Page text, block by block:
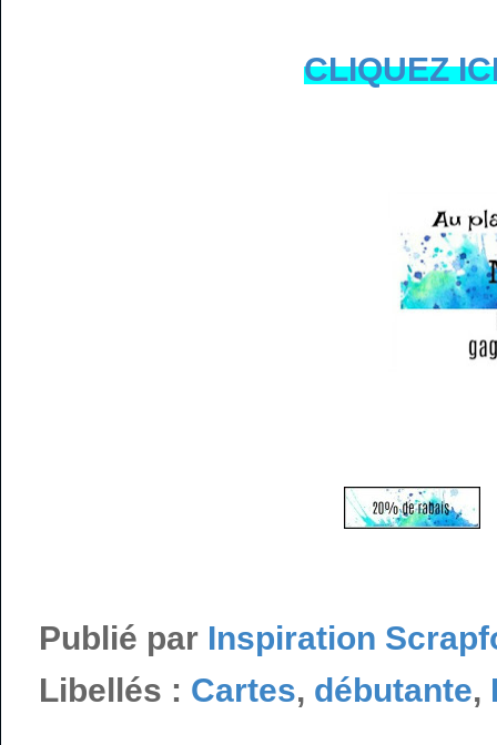
CLIQUEZ
Publié par Inspiration
Libellés : Cartes, débutante,